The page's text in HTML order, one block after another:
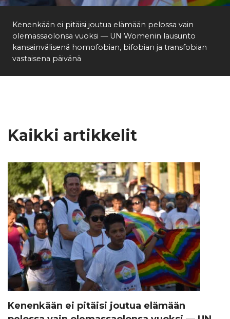
Etsi
Kenenkään ei pitäisi joutua elämään pelossa vain
olemassaolonsa vuoksi — UN Womenin lausunto
kansainvälisenä homofobian, bifobian ja transfobian
vastaisena päivänä
Kaikki artikkelit
Kenenkään ei pitäisi joutua elämään